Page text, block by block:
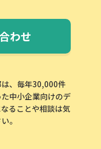
わせ
は、毎年30,000件
中小企業向けのデ
ることや相談は気
。